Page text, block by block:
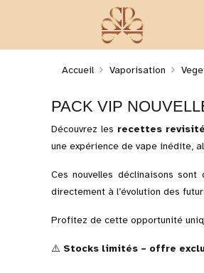
Accueil Vaporisation
PACK VIP
Découvrez les recettes
une expérience de vape inédite,
Ces nouvelles déclinaisons
directement à l’évolution des
Profitez de cette opportunité
⚠️ Stocks limités – offre